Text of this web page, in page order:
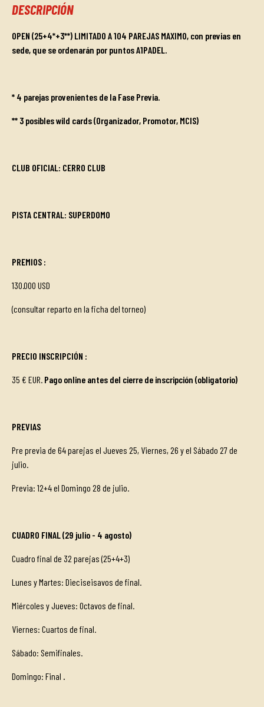
DESCRIPCIÓN
OPEN (25+4*+3**) LIMITADO A 104 PAREJAS MAXIMO, con previas en
sede, que se ordenarán por puntos A1PADEL.
* 4 parejas provenientes de la Fase Previa.
** 3 posibles wild cards (Organizador, Promotor, MCIS)
CLUB OFICIAL: CERRO CLUB
PISTA CENTRAL: SUPERDOMO
PREMIOS :
130.000 USD
(consultar reparto en la ficha del torneo)
PRECIO INSCRIPCIÓN :
35 € EUR. Pago online antes del cierre de inscripción (obligatorio)
PREVIAS
Pre previa de 64 parejas el Jueves 25, Viernes, 26 y el Sábado 27 de
julio.
Previa: 12+4 el Domingo 28 de julio.
CUADRO FINAL (29 julio - 4 agosto)
Cuadro final de 32 parejas (25+4+3)
Lunes y Martes: Dieciseisavos de final.
Miércoles y Jueves: Octavos de final.
Viernes: Cuartos de final.
Sábado: Semifinales.
Domingo: Final .